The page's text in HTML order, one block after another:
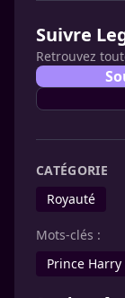
Suivre
Retrouvez
CATÉGORIE
Royauté
Mots-clés :
Prince Harry